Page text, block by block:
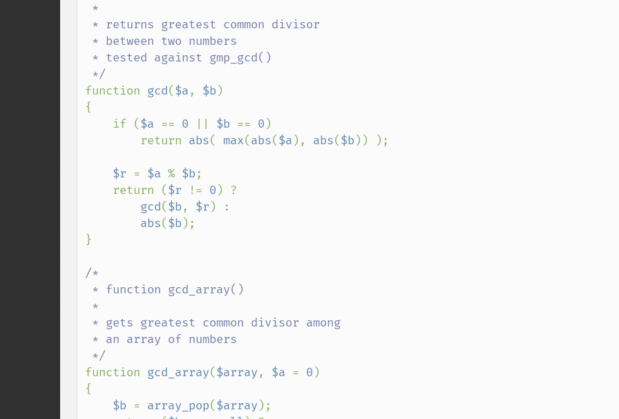
function gcd($a, $b )
{
    if (
$a == 0 $b == 0 )
        return
abs( max(abs($a ), abs($b )) );
$r = $a % $b;
    return (
$r != 0 ) ?
gcd($b, $r ) :
abs($b );
}
/*
function gcd_array($array, $a = 0 )
{
$b = array_pop($array );